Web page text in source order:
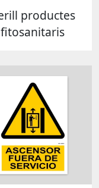
productes
fitosanitaris